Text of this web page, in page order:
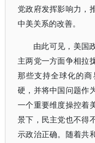
党政府发挥影响力，
中美关系的改善。
由此可见，美国
主两党一方面争相拉
那些支持全球化的
硬，并将中国问题作
一个重要维度操控着
景下，民主党也不得
示政治正确。随着共